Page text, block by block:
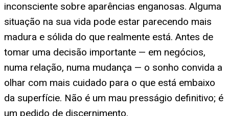
inconsciente sobre aparências enganosas. Alguma
situação na sua vida pode estar parecendo mais
madura e sólida do que realmente está. Antes de
tomar uma decisão importante — em negócios,
numa relação, numa mudança — o sonho convida a
olhar com mais cuidado para o que está embaixo
da superfície. Não é um mau presságio definitivo; é
um pedido de discernimento.